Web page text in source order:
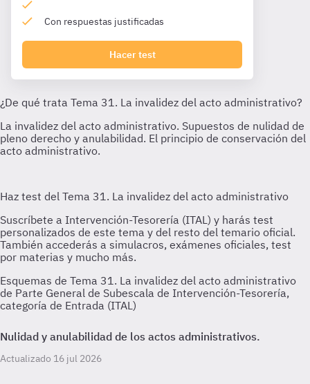
Con respuestas justificadas
Hacer test
Esquemas de Tema 31. La invalidez del acto administrativo
de Parte General de Subescala de Intervención-Tesorería,
categoría de Entrada (ITAL)
Nulidad y anulabilidad de los actos administrativos.
Actualizado 16 jul 2026